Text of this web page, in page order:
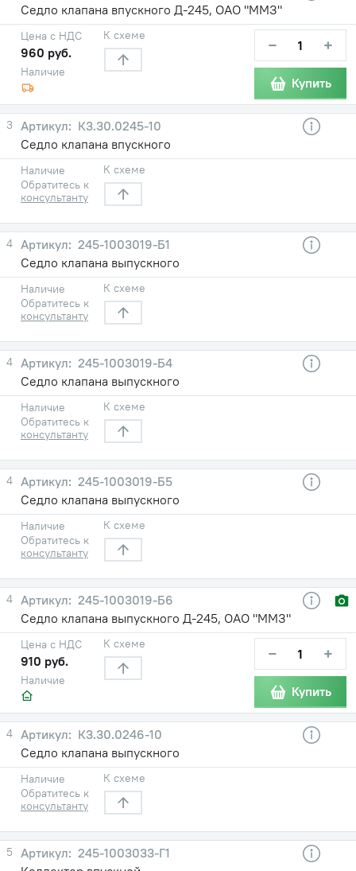
Седло клапана впускного Д-245, ОАО "ММЗ"
Наличие
Цена с НДС
960 руб.
К схеме − +
Купить
3
К3.30.0245-10
Седло клапана впускного
Наличие
Обратитесь к
консультанту
К схеме
4
245-1003019-Б1
Седло клапана выпускного
Наличие
Обратитесь к
консультанту
К схеме
4
245-1003019-Б4
Седло клапана выпускного
Наличие
Обратитесь к
консультанту
К схеме
4
245-1003019-Б5
Седло клапана выпускного
Наличие
Обратитесь к
консультанту
К схеме
4
245-1003019-Б6
Седло клапана выпускного Д-245, ОАО "ММЗ"
Наличие
Цена с НДС
910 руб.
К схеме − +
Купить
4
К3.30.0246-10
Седло клапана выпускного
Наличие
Обратитесь к
консультанту
К схеме
5
245-1003033-Г1